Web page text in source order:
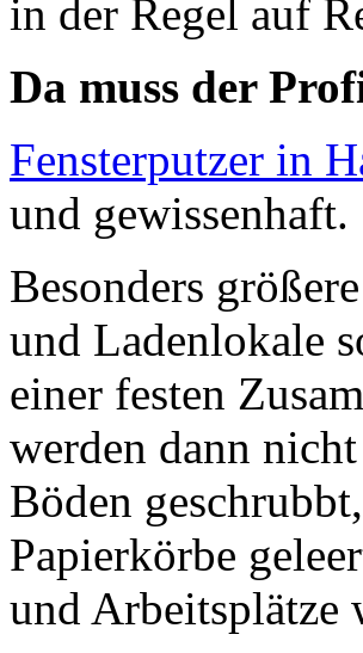
in der Regel auf
Da muss der
Fensterputzer in
und gewissenhaft.
Besonders
und Ladenlokale
einer festen
werden dann
Böden
Papierkörbe
und Arbeitsplätze